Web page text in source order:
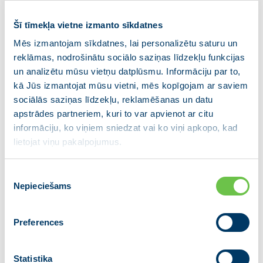
Šī tīmekļa vietne izmanto sīkdatnes
Mēs izmantojam sīkdatnes, lai personalizētu saturu un
reklāmas, nodrošinātu sociālo saziņas līdzekļu funkcijas
un analizētu mūsu vietņu datplūsmu. Informāciju par to,
kā Jūs izmantojat mūsu vietni, mēs kopīgojam ar saviem
sociālās saziņas līdzekļu, reklamēšanas un datu
apstrādes partneriem, kuri to var apvienot ar citu
informāciju, ko viņiem sniedzat vai ko viņi apkopo, kad
lietojat viņu pakalpojumus.
izvēle
Nepieciešams
Preferences
Statistika
rezultātā ir sagatavots MK un Latvijas Pašvaldību
savienības (LPS) vienošanās un domstarpību
protokola projekts. Vienošanās ir panākta vairākos
pašvaldībām būtiskos jautājumos – par nodokļu un
nenodokļu ieņēmumiem, valsts budžeta dotācijām un
mērķdotācijām pašvaldību budžetos 2019. gadā un
tālākajām darbībām, lai atbalstītu īres namu
būvniecību reģionos. Vienlaikus aktīva diskusija bija
par pašvaldību budžetu nodokļu ieņēmumu kopā ar
speciālo dotāciju proporciju kopbudžeta nodokļu
ieņēmumos un pašvaldību aizņemšanās
2019. gada pagaidu budžeta pamatprincipos noteica,
atbilstoši tai pašvaldību budžetu nodokļu ieņēmumi
kopā ar speciālo dotāciju ir 1,47 miljardu eiro apmērā
jeb 19,6% no plānotajiem kopbudžeta nodokļu